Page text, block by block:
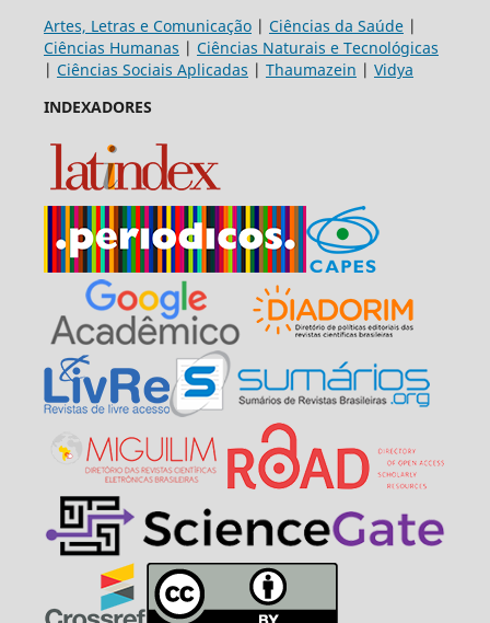
Artes, Letras e Comunicação| Ciências da Saúde|
Ciências Humanas | Ciências Naturais e Tecnológicas
| Ciências Sociais Aplicadas | Thaumazein | Vidya
INDEXADORES